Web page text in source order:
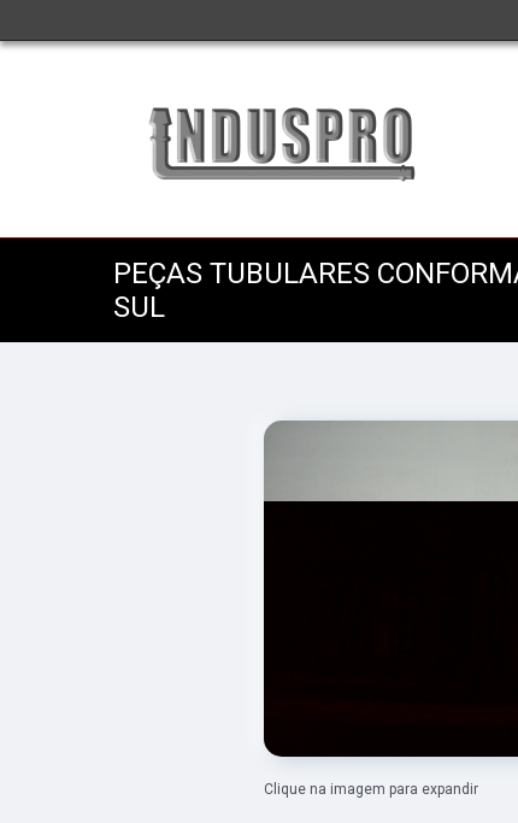
PEÇAS TUBULARES
SUL
Clique na imagem para expandir